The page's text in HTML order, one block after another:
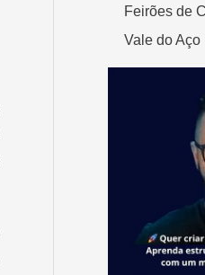
Feirões de
Vale do Aço